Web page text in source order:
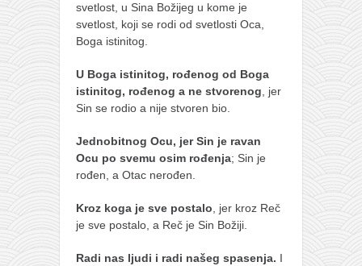
besplatna e-knjiga
termini treninga
moja priča
moja priča
fotke
kontakt
svetlost, u Sina Božijeg u kome je
svetlost, koji se rodi od svetlosti Oca,
Boga istinitog.
U Boga istinitog, rođenog od Boga
istinitog, rođenog a ne stvorenog, jer
Sin se rodio a nije stvoren bio.
Jednobitnog Ocu, jer Sin je ravan
Ocu po svemu osim rođenja; Sin je
rođen, a Otac nerođen.
Kroz koga je sve postalo, jer kroz Reč
je sve postalo, a Reč je Sin Božiji.
Radi nas ljudi i radi našeg spasenja. I